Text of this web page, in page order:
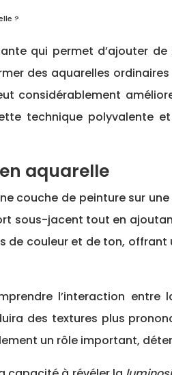
?
des aquarelles
considérablement
technique polyvalente
aquarelle
couche de peinture sur
sous-jacent tout en
couleur et de ton,
l’interaction entre
des textures plus
un rôle important,